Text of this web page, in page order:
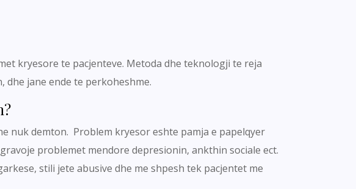
kryesore te pacjenteve. Metoda dhe teknologji te reja
jane ende te perkoheshme.
nuk demton. Problem kryesor eshte pamja e papelqyer
problemet mendore depresionin, ankthin sociale ect.
stili jete abusive dhe me shpesh tek pacjentet me